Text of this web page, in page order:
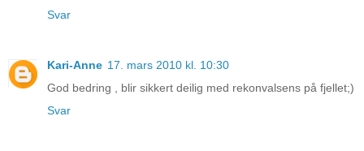
Svar
Kari-Anne 17. mars 2010 kl. 10:30
God bedring , blir sikkert deilig med rekonvalsens på fjellet;)
Svar